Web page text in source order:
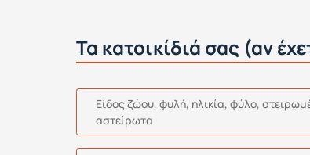
Τα κατοικίδιά σας (αν
Είδος ζώου, φυλή, ηλικία, φύλο,
αστείρωτα